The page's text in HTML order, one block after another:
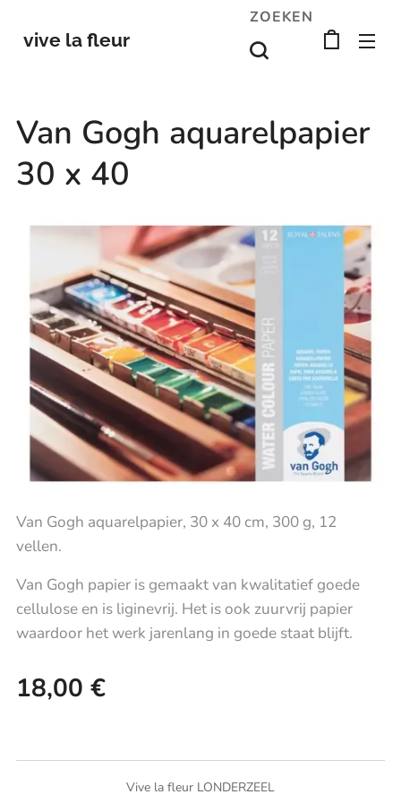
vive la fleur
ZOEKEN
Van Gogh aquarelpapier
30 x 40
Van Gogh aquarelpapier, 30 x 40 cm, 300 g, 12
vellen.
Van Gogh papier is gemaakt van kwalitatief goede
cellulose en is liginevrij. Het is ook zuurvrij papier
waardoor het werk jarenlang in goede staat blijft.
18,00 €
Vive la fleur LONDERZEEL